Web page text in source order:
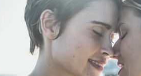
Podcasts Ateliers Coaching